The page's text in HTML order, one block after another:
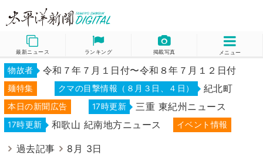
最新ニュース ランキング 掲載写真 メニュー
物故者 令和７年７月１日付〜令和８年７月１２日付
麺特集 クマの目撃情報（８月３日、４日） 紀北町
本日の新聞広告 17時更新 三重 東紀州ニュース
17時更新 和歌山 紀南地方ニュース イベント情報
過去記事 8月 3日